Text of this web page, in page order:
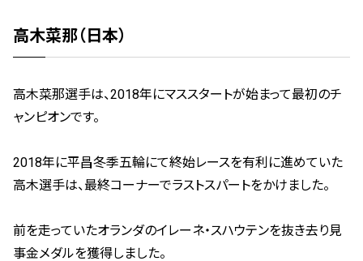
高木菜那（日本）
高木菜那選手は、2018年にマススタートが始まって最初のチ
ャンピオンです。
2018年に平昌冬季五輪にて終始レースを有利に進めていた
高木選手は、最終コーナーでラストスパートをかけました。
前を走っていたオランダのイレーネ・スハウテンを抜き去り見
事金メダルを獲得しました。